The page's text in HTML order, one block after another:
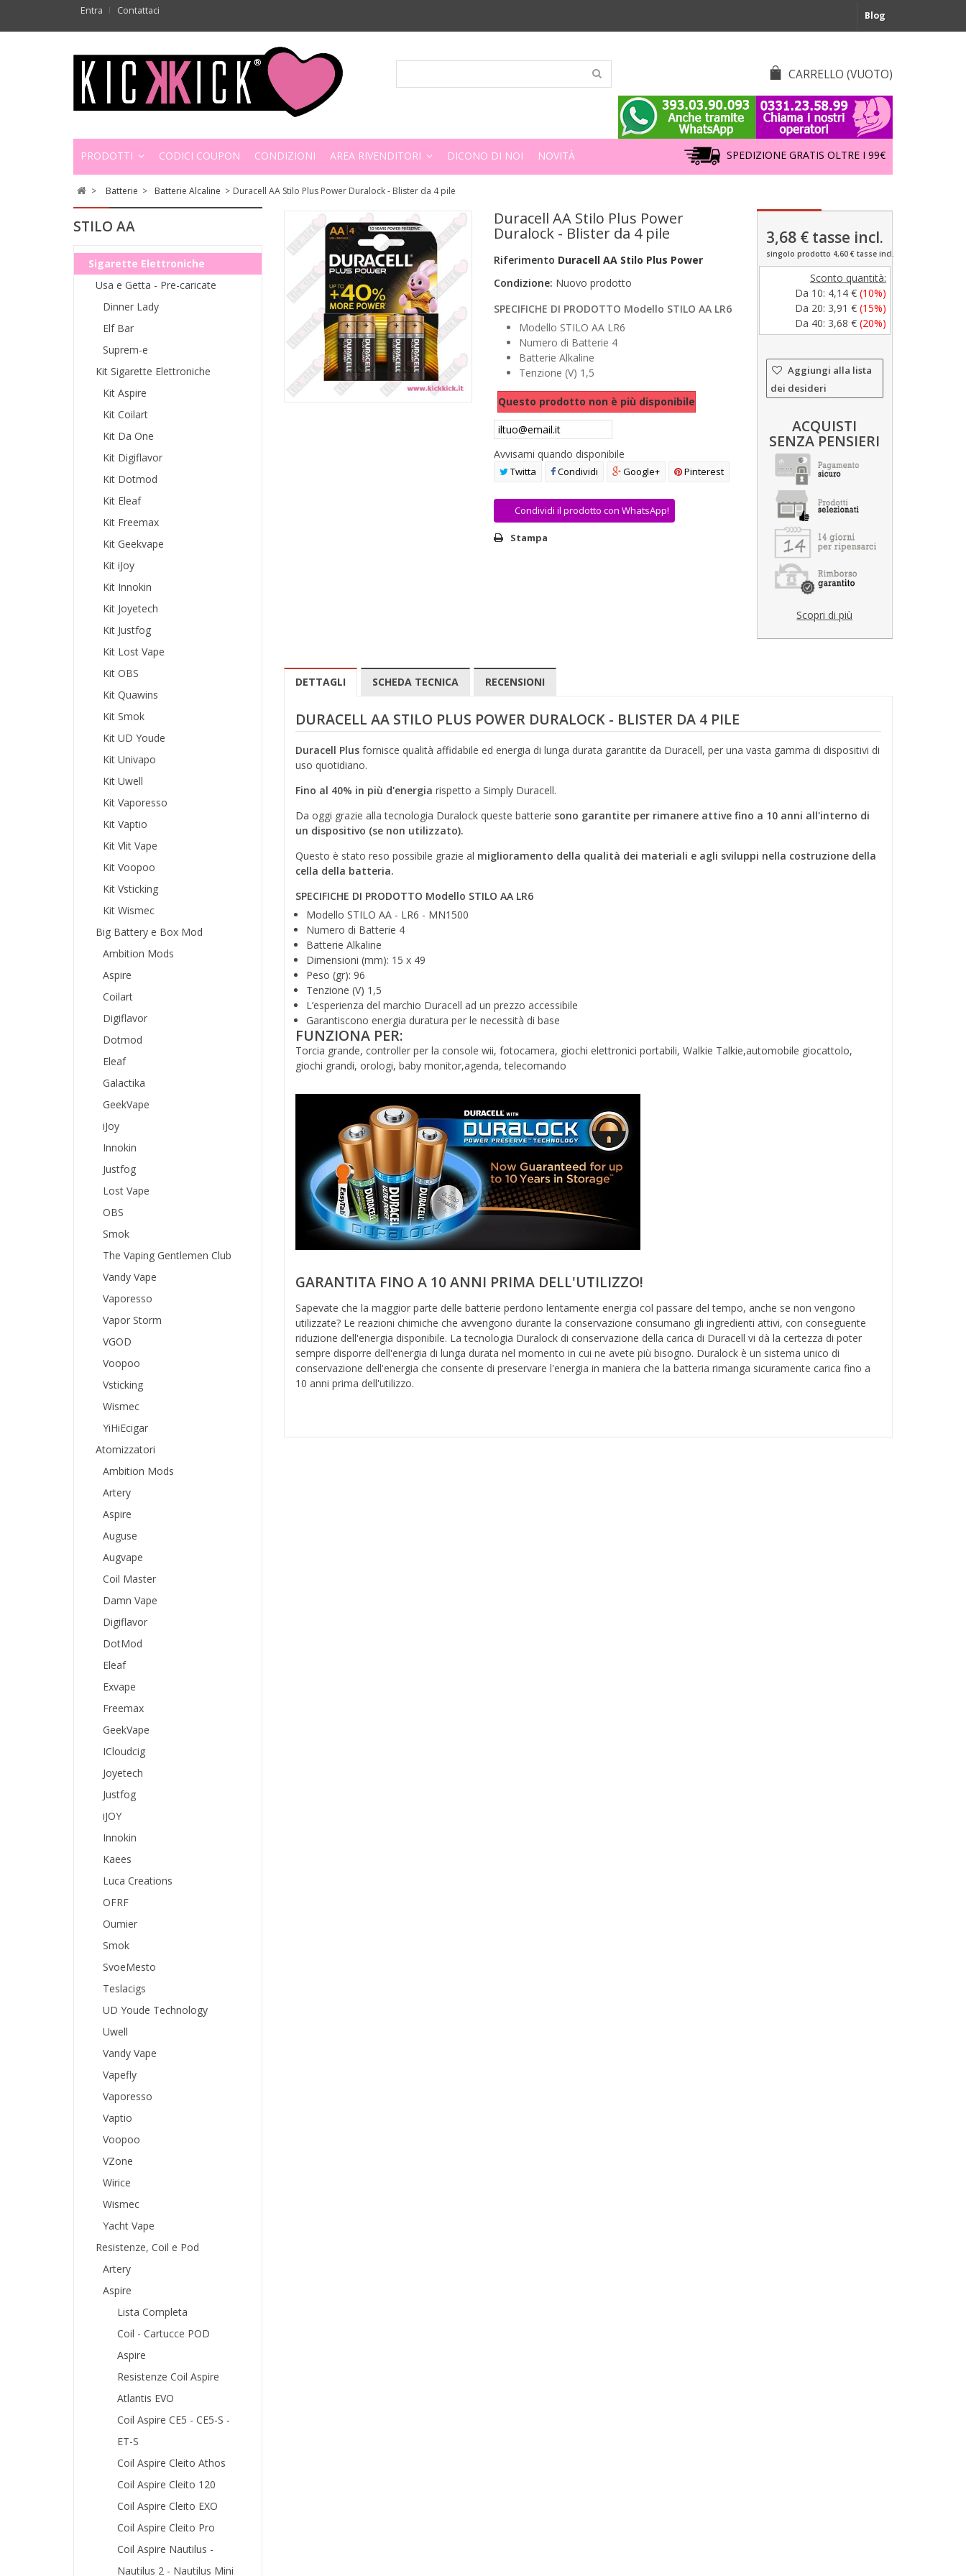
Entra Contattaci Blog
CARRELLO (VUOTO)
PRODOTTI CODICI COUPON CONDIZIONI AREA RIVENDITORI DICONO DI NOI NOVITÀ SPEDIZIONE GRATIS OLTRE I 99€
> Batterie > Batterie Alcaline > Duracell AA Stilo Plus Power Duralock - Blister da 4 pile
STILO AA
Sigarette Elettroniche
Usa e Getta - Pre-caricate
Dinner Lady
Elf Bar
Suprem-e
Kit Sigarette Elettroniche
Kit Aspire
Kit Coilart
Kit Da One
Kit Digiflavor
Kit Dotmod
Kit Eleaf
Kit Freemax
Kit Geekvape
Kit iJoy
Kit Innokin
Kit Joyetech
Kit Justfog
Kit Lost Vape
Kit OBS
Kit Quawins
Kit Smok
Kit UD Youde
Kit Univapo
Kit Uwell
Kit Vaporesso
Kit Vaptio
Kit Vlit Vape
Kit Voopoo
Kit Vsticking
Kit Wismec
Big Battery e Box Mod
Ambition Mods
Aspire
Coilart
Digiflavor
Dotmod
Eleaf
Galactika
GeekVape
iJoy
Innokin
Justfog
Lost Vape
OBS
Smok
The Vaping Gentlemen Club
Vandy Vape
Vaporesso
Vapor Storm
VGOD
Voopoo
Vsticking
Wismec
YiHiEcigar
Atomizzatori
Ambition Mods
Artery
Aspire
Auguse
Augvape
Coil Master
Damn Vape
Digiflavor
DotMod
Eleaf
Exvape
Freemax
GeekVape
ICloudcig
Joyetech
Justfog
iJOY
Innokin
Kaees
Luca Creations
OFRF
Oumier
Smok
SvoeMesto
Teslacigs
UD Youde Technology
Uwell
Vandy Vape
Vapefly
Vaporesso
Vaptio
Voopoo
VZone
Wirice
Wismec
Yacht Vape
Resistenze, Coil e Pod
Artery
Aspire
Lista Completa
Coil - Cartucce POD
Aspire
Resistenze Coil Aspire
Atlantis EVO
Coil Aspire CE5 - CE5-S -
ET-S
Coil Aspire Cleito Athos
Coil Aspire Cleito 120
Coil Aspire Cleito EXO
Coil Aspire Cleito Pro
Coil Aspire Nautilus -
Nautilus 2 - Nautilus Mini
Duracell AA Stilo Plus Power
Duralock - Blister da 4 pile
Riferimento Duracell AA Stilo Plus Power
Condizione: Nuovo prodotto
SPECIFICHE DI PRODOTTO Modello STILO AA LR6
Modello STILO AA LR6
Numero di Batterie 4
Batterie Alkaline
Tenzione (V) 1,5
Questo prodotto non è più disponibile
Avvisami quando disponibile
Twitta Condividi Google+ Pinterest
Condividi il prodotto con WhatsApp!
Stampa
3,68 €tasse incl.
singolo prodotto 4,60 € tasse incl.
Sconto quantità:
Da 10: 4,14 € (10%)
Da 20: 3,91 € (15%)
Da 40: 3,68 € (20%)
Aggiungi alla lista
dei desideri
ACQUISTI
SENZA PENSIERI
Scopri di più
DETTAGLI SCHEDA TECNICA RECENSIONI
DURACELL AA STILO PLUS POWER DURALOCK - BLISTER DA 4 PILE
Duracell Plusfornisce qualità affidabile ed energia di lunga durata garantite da Duracell, per una vasta gamma di dispositivi di
uso quotidiano.
Fino al 40% in più d'energia rispetto a Simply Duracell.
Da oggi grazie alla tecnologia Duralock queste batterie sono garantite per rimanere attive fino a 10 anni all'interno di
un dispositivo (se non utilizzato).
Questo è stato reso possibile grazie al miglioramento della qualità dei materiali e agli sviluppi nella costruzione della
cella della batteria.
SPECIFICHE DI PRODOTTO Modello STILO AA LR6
Modello STILO AA - LR6 - MN1500
Numero di Batterie 4
Batterie Alkaline
Dimensioni (mm): 15 x 49
Peso (gr): 96
Tenzione (V) 1,5
L’esperienza del marchio Duracell ad un prezzo accessibile
Garantiscono energia duratura per le necessità di base
FUNZIONA PER:
Torcia grande, controller per la console wii, fotocamera, giochi elettronici portabili, Walkie Talkie,automobile giocattolo,
giochi grandi, orologi, baby monitor,agenda, telecomando
GARANTITA FINO A 10 ANNI PRIMA DELL'UTILIZZO!
Sapevate che la maggior parte delle batterie perdono lentamente energia col passare del tempo, anche se non vengono
utilizzate? Le reazioni chimiche che avvengono durante la conservazione consumano gli ingredienti attivi, con conseguente
riduzione dell'energia disponibile. La tecnologia Duralock di conservazione della carica di Duracell vi dà la certezza di poter
sempre disporre dell'energia di lunga durata nel momento in cui ne avete più bisogno. Duralock è un sistema unico di
conservazione dell'energia che consente di preservare l'energia in maniera che la batteria rimanga sicuramente carica fino a
10 anni prima dell'utilizzo.